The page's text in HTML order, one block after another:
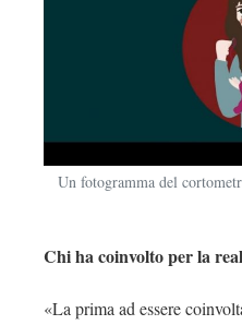
Un fotogramma del
Chi ha coinvolto per la
«La prima ad essere